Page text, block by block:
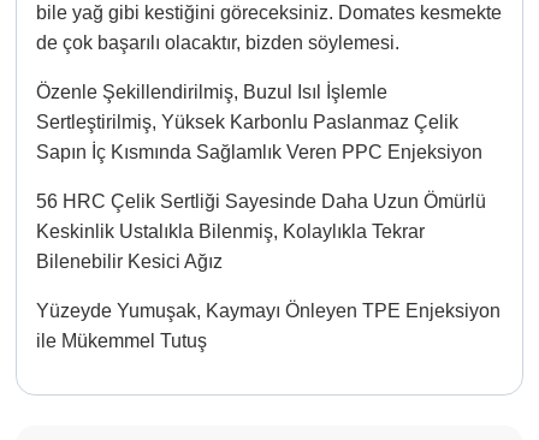
bile yağ gibi kestiğini göreceksiniz. Domates kesmekte
de çok başarılı olacaktır, bizden söylemesi.
Özenle Şekillendirilmiş, Buzul Isıl İşlemle
Sertleştirilmiş, Yüksek Karbonlu Paslanmaz Çelik
Sapın İç Kısmında Sağlamlık Veren PPC Enjeksiyon
56 HRC Çelik Sertliği Sayesinde Daha Uzun Ömürlü
Keskinlik Ustalıkla Bilenmiş, Kolaylıkla Tekrar
Bilenebilir Kesici Ağız
Yüzeyde Yumuşak, Kaymayı Önleyen TPE Enjeksiyon
ile Mükemmel Tutuş